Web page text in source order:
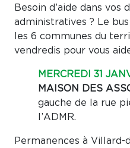
Besoin d’aide dans vos
administratives ? Le
les 6 communes du
vendredis pour vous
MERCREDI 31
MAISON DES
gauche de la rue
l’ADMR.
Permanences à Villard-